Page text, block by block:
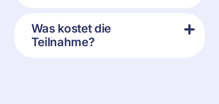
Was kostet die
Teilnahme?